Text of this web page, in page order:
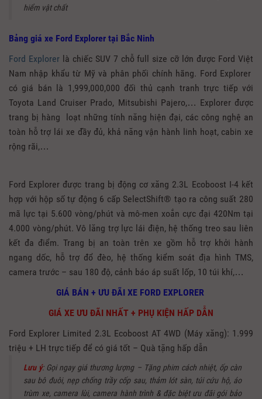
hiểm vật chất
Bảng giá xe Ford Explorer tại Bắc Ninh
Ford Explorerlà chiếc SUV 7 chỗ full size cỡ lớn được Ford Việt
Nam nhập khẩu từ Mỹ và phân phối chính hãng. Ford Explorer
có giá bán là 1,999,000,000 đối thủ cạnh tranh trực tiếp với
Toyota Land Cruiser Prado, Mitsubishi Pajero,… Explorer được
trang bị hàng loạt những tính năng hiện đại, các công nghệ an
toàn hỗ trợ lái xe đầy đủ, khả năng vận hành linh hoạt, cabin xe
rộng rãi,…
Ford Explorer được trang bị động cơ xăng 2.3L Ecoboost I-4 kết
hợp với hộp số tự động 6 cấp SelectShift® tạo ra công suất 280
mã lực tại 5.600 vòng/phút và mô-men xoắn cực đại 420Nm tại
4.000 vòng/phút. Vô lăng trợ lực lái điện, hệ thống treo sau liên
kết đa điểm. Trang bị an toàn trên xe gồm hỗ trợ khởi hành
ngang dốc, hỗ trợ đổ đèo, hệ thống kiểm soát địa hình TMS,
camera trước – sau 180 độ, cảnh báo áp suất lốp, 10 túi khí,…
GIÁ BÁN + ƯU ĐÃI XE FORD EXPLORER
GIÁ XE ƯU ĐÃI NHẤT + PHỤ KIỆN HẤP DẪN
Ford Explorer Limited 2.3L Ecoboost AT 4WD (Máy xăng): 1.999
triệu + LH trực tiếp để có giá tốt – Quà tặng hấp dẫn
Lưu ý: Gọi ngay giá thương lượng – Tặng phim cách nhiệt, ốp càn
sau bô đuôi, nẹp chống trầy cốp sau, thảm lót sàn, túi cứu hộ, áo
trùm xe, camera lùi, camera hành trình & đặc biệt ưu đãi gói bảo